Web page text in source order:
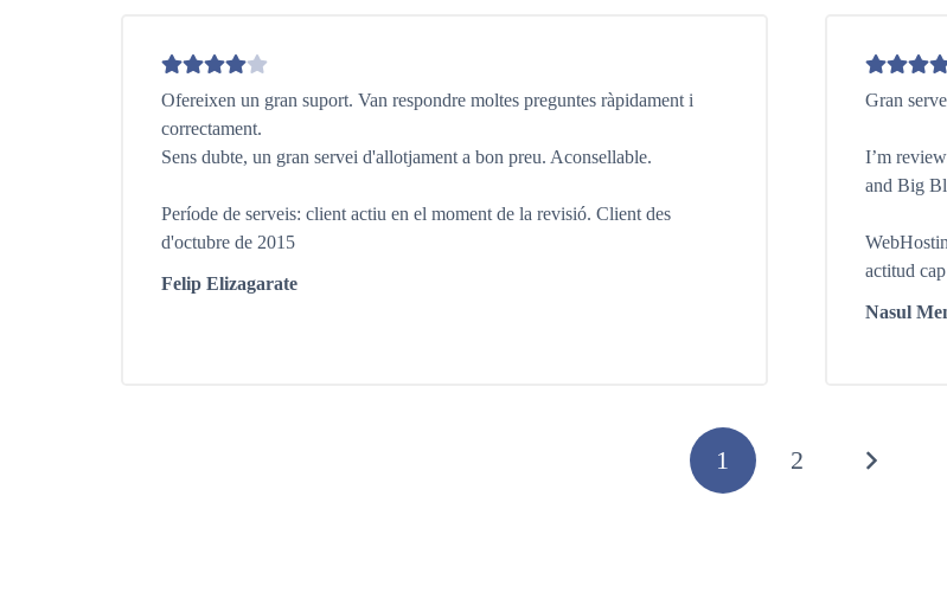
Ofereixen un gran suport. Van respondre moltes preguntes ràpidament i
correctament.
Sens dubte, un gran servei d'allotjament a bon preu. Aconsellable.
Període de serveis: client actiu en el moment de la revisió. Client des
d'octubre de 2015
Felip Elizagarate
Gran
I’m
and Big
actitud
Nasul
1 2